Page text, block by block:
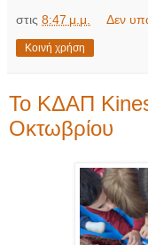
στις 8:47 μ.μ. Δεν
Κοινή χρήση
Το ΚΔΑΠ
Οκτωβρίου